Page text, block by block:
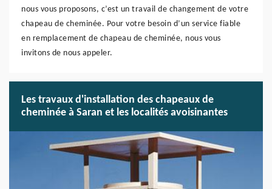
nous vous proposons, c’est un travail de changement de votre
chapeau de cheminée. Pour votre besoin d’un service fiable
en remplacement de chapeau de cheminée, nous vous
invitons de nous appeler.
Les travaux d'installation des chapeaux de
cheminée à Saran et les localités avoisinantes